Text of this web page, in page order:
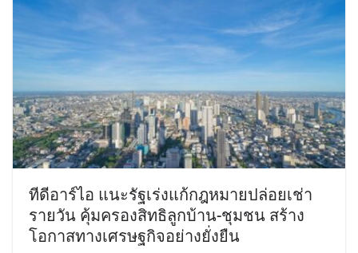
ทีดีอาร์ไอ แนะรัฐเร่งแก้กฎหมายปล่อยเช่า
รายวัน คุ้มครองสิทธิลูกบ้าน-ชุมชน สร้าง
โอกาสทางเศรษฐกิจอย่างยั่งยืน